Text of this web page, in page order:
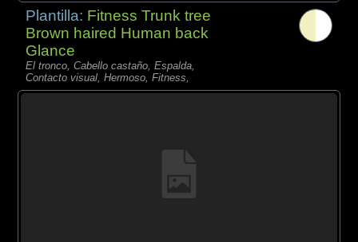
Plantilla: Fitness Trunk tree
Brown haired Human back
Glance
El tronco, Cabello castaño, Espalda,
Contacto visual, Hermoso, Fitness,